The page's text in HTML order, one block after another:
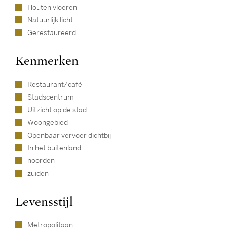
Houten vloeren
Natuurlijk licht
Gerestaureerd
Kenmerken
Restaurant/café
Stadscentrum
Uitzicht op de stad
Woongebied
Openbaar vervoer dichtbij
In het buitenland
noorden
zuiden
Levensstijl
Metropolitaan